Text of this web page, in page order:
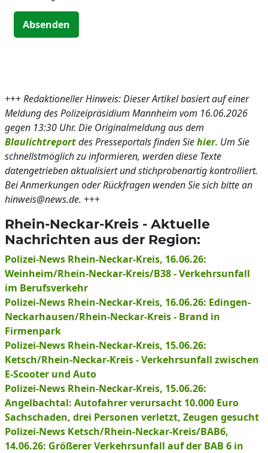
Absenden
+++Redaktioneller Hinweis: Dieser Artikel basiert auf einer
Meldung des Polizeipräsidium Mannheim vom 16.06.2026
gegen 13:30 Uhr. Die Originalmeldung aus dem
Blaulichtreportdes Presseportals finden Siehier. Um Sie
schnellstmöglich zu informieren, werden diese Texte
datengetrieben aktualisiert und stichprobenartig kontrolliert.
Bei Anmerkungen oder Rückfragen wenden Sie sich bitte an
hinweis@news.de. +++
Rhein-Neckar-Kreis - Aktuelle
Nachrichten aus der Region:
Polizei-News Rhein-Neckar-Kreis, 16.06.26:
Weinheim/Rhein-Neckar-Kreis/B38 - Verkehrsunfall
im Berufsverkehr
Polizei-News Rhein-Neckar-Kreis, 16.06.26: Edingen-
Neckarhausen/Rhein-Neckar-Kreis - Brand in
Firmenpark
Polizei-News Rhein-Neckar-Kreis, 15.06.26:
Ketsch/Rhein-Neckar-Kreis - Verkehrsunfall zwischen
E-Scooter und Auto
Polizei-News Rhein-Neckar-Kreis, 15.06.26:
Angelbachtal: Autofahrer verursacht 10.000 Euro
Sachschaden, drei Personen verletzt, Zeugen gesucht
Polizei-News Ketsch/Rhein-Neckar-Kreis/BAB6,
14.06.26: Größerer Verkehrsunfall auf der BAB 6 in